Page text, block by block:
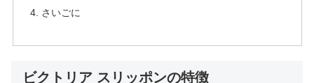
さいごに
ビクトリア スリッポンの特徴